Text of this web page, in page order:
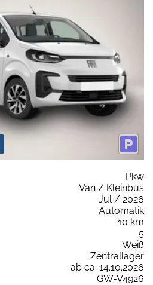
Pkw
Van / Kleinbus
Jul / 2026
Automatik
10 km
5
Weiß
Zentrallager
ab ca. 14.10.2026
GW-V4926